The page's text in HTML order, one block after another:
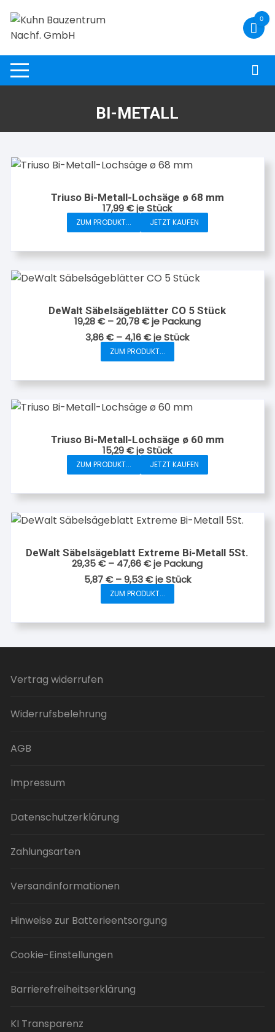
Inhalt
springen
0
BI-METALL
Triuso Bi-Metall-Lochsäge ø 68 mm
17,99€je Stück
ZUM PRODUKT... JETZT KAUFEN
DeWalt Säbelsägeblätter CO 5 Stück
19,28€–20,78€je Packung
3,86€– 4,16€jeStück
ZUM PRODUKT...
Dieses
weist
mehrere
Varianten
Die
Optionen
können
auf
Produktseite
werden
Triuso Bi-Metall-Lochsäge ø 60 mm
15,29€je Stück
ZUM PRODUKT... JETZT KAUFEN
DeWalt Säbelsägeblatt Extreme Bi-Metall 5St.
29,35€– 47,66€je Packung
5,87€–9,53€jeStück
ZUM PRODUKT...
Dieses
weist
mehrere
Vertrag widerrufen
Widerrufsbelehrung
AGB
Impressum
Datenschutzerklärung
Zahlungsarten
Versandinformationen
Hinweise zur Batterieentsorgung
Cookie-Einstellungen
Barrierefreiheitserklärung
KI Transparenz